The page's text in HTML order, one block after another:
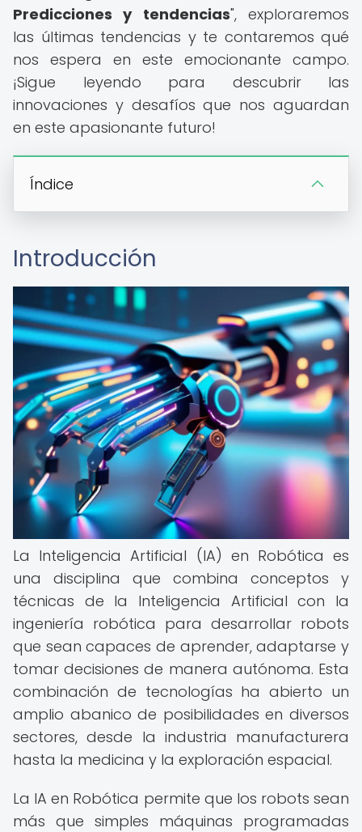
Predicciones y tendencias", exploraremos
las últimas tendencias y te contaremos qué
nos espera en este emocionante campo.
¡Sigue leyendo para descubrir las
innovaciones y desafíos que nos aguardan
en este apasionante futuro!
Índice
Introducción
La Inteligencia Artificial (IA) en Robótica es
una disciplina que combina conceptos y
técnicas de la Inteligencia Artificial con la
ingeniería robótica para desarrollar robots
que sean capaces de aprender, adaptarse y
tomar decisiones de manera autónoma. Esta
combinación de tecnologías ha abierto un
amplio abanico de posibilidades en diversos
sectores, desde la industria manufacturera
hasta la medicina y la exploración espacial.
La IA en Robótica permite que los robots sean
más que simples máquinas programadas